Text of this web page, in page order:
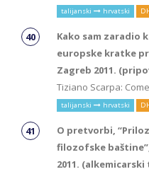
talijanski hrvatski
Kako sam zaradio
europske kratke
Zagreb 2011.
Tiziano Scarpa:
talijanski hrvatski
O pretvorbi,
filozofske baštine”,
2011.